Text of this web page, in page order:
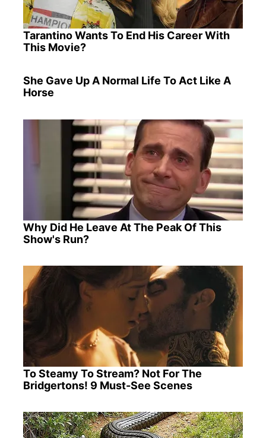
Tarantino Wants To End His Career With
This Movie?
She Gave Up A Normal Life To Act Like A
Horse
Why Did He Leave At The Peak Of This
Show's Run?
To Steamy To Stream? Not For The
Bridgertons! 9 Must-See Scenes